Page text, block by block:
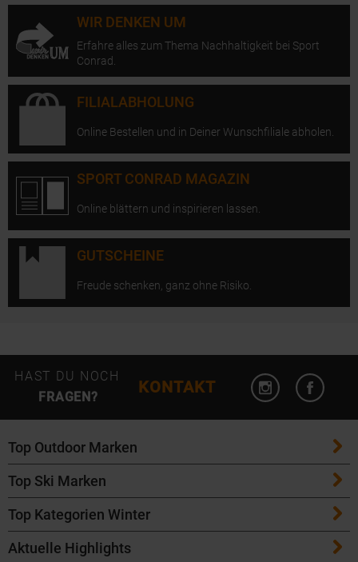
WIR DENKEN UM
Erfahre alles zum Thema Nachhaltigkeit bei Sport
Conrad.
FILIALABHOLUNG
Online Bestellen und in Deiner Wunschfiliale abholen.
SPORT CONRAD MAGAZIN
Online blättern und inspirieren lassen.
GUTSCHEINE
Freude schenken, ganz ohne Risiko.
HAST DU NOCH
FRAGEN?
KONTAKT
Instagram
Top Outdoor Marken
Patagonia
Maloja
Salomon
Top Ski Marken
ATK Bindungen
K2 Ski
Top Kategorien Winter
Ski
Aktuelle Highlights